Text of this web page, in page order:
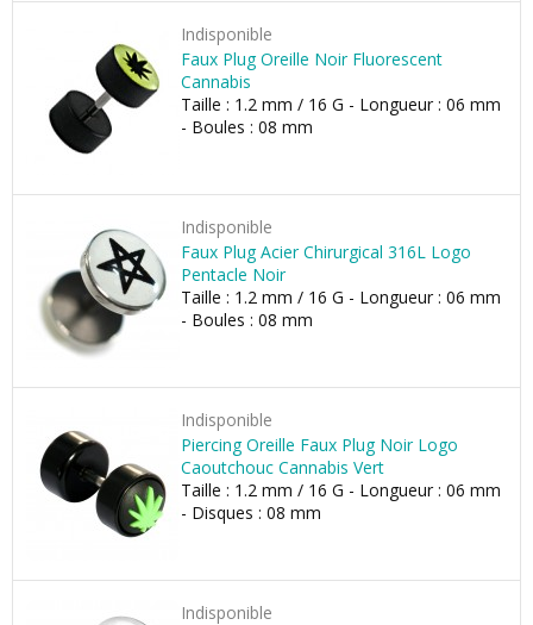
Indisponible
Faux Plug Oreille Noir Fluorescent
Cannabis
Taille : 1.2 mm / 16 G - Longueur : 06 mm
- Boules : 08 mm
Indisponible
Faux Plug Acier Chirurgical 316L Logo
Pentacle Noir
Taille : 1.2 mm / 16 G - Longueur : 06 mm
- Boules : 08 mm
Indisponible
Piercing Oreille Faux Plug Noir Logo
Caoutchouc Cannabis Vert
Taille : 1.2 mm / 16 G - Longueur : 06 mm
- Disques : 08 mm
Indisponible